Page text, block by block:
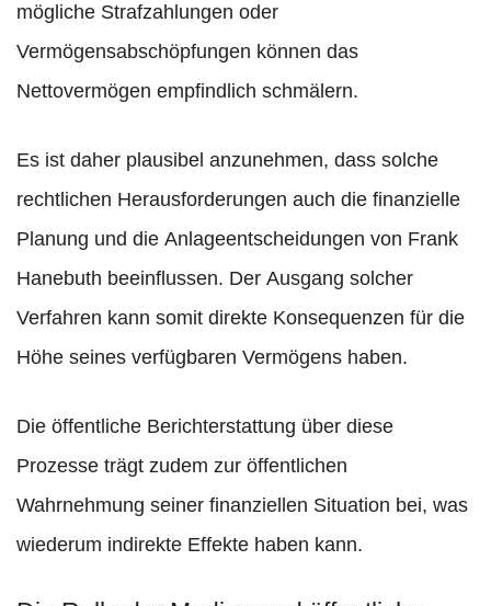
mögliche Strafzahlungen oder
Vermögensabschöpfungen können das
Nettovermögen empfindlich schmälern.
Es ist daher plausibel anzunehmen, dass solche
rechtlichen Herausforderungen auch die finanzielle
Planung und die Anlageentscheidungen von Frank
Hanebuth beeinflussen. Der Ausgang solcher
Verfahren kann somit direkte Konsequenzen für die
Höhe seines verfügbaren Vermögens haben.
Die öffentliche Berichterstattung über diese
Prozesse trägt zudem zur öffentlichen
Wahrnehmung seiner finanziellen Situation bei, was
wiederum indirekte Effekte haben kann.